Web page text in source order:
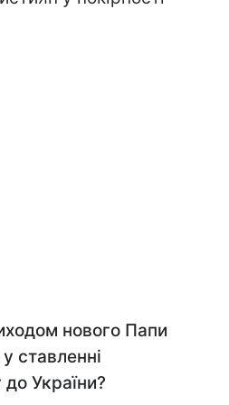
нового Папи
ставленні
України?